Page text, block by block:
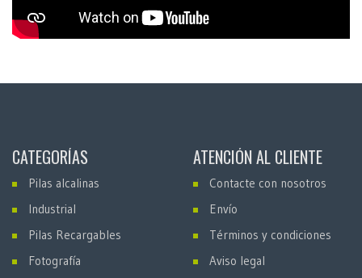
CATEGORÍAS
Pilas alcalinas
Industrial
Pilas Recargables
Fotografía
ATENCIÓN AL CLIENTE
Contacte con nosotros
Envío
Términos y condiciones
Aviso legal